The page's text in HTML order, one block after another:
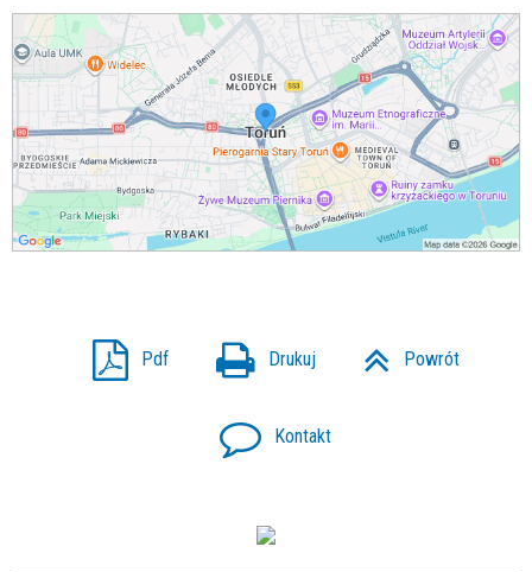
Pdf Drukuj Powrót
Kontakt